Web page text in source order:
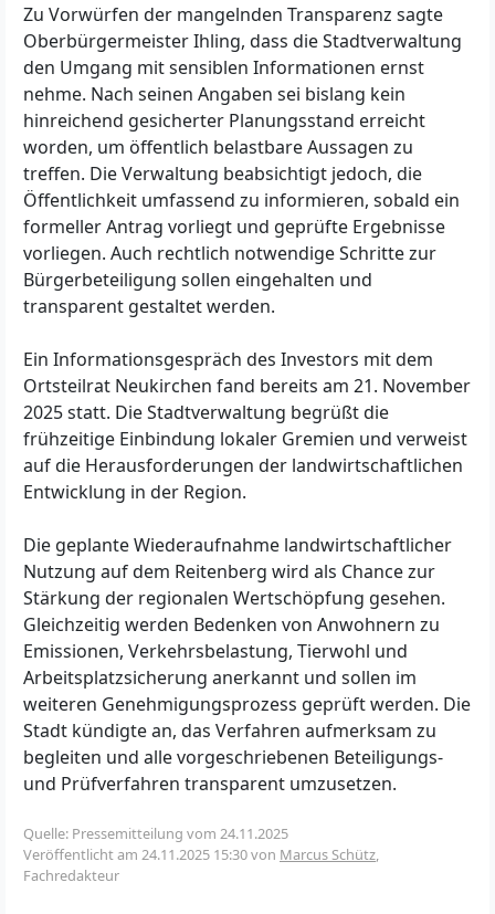
Zu Vorwürfen der mangelnden Transparenz sagte
Oberbürgermeister Ihling, dass die Stadtverwaltung
den Umgang mit sensiblen Informationen ernst
nehme. Nach seinen Angaben sei bislang kein
hinreichend gesicherter Planungsstand erreicht
worden, um öffentlich belastbare Aussagen zu
treffen. Die Verwaltung beabsichtigt jedoch, die
Öffentlichkeit umfassend zu informieren, sobald ein
formeller Antrag vorliegt und geprüfte Ergebnisse
vorliegen. Auch rechtlich notwendige Schritte zur
Bürgerbeteiligung sollen eingehalten und
transparent gestaltet werden.
Ein Informationsgespräch des Investors mit dem
Ortsteilrat Neukirchen fand bereits am 21. November
2025 statt. Die Stadtverwaltung begrüßt die
frühzeitige Einbindung lokaler Gremien und verweist
auf die Herausforderungen der landwirtschaftlichen
Entwicklung in der Region.
Die geplante Wiederaufnahme landwirtschaftlicher
Nutzung auf dem Reitenberg wird als Chance zur
Stärkung der regionalen Wertschöpfung gesehen.
Gleichzeitig werden Bedenken von Anwohnern zu
Emissionen, Verkehrsbelastung, Tierwohl und
Arbeitsplatzsicherung anerkannt und sollen im
weiteren Genehmigungsprozess geprüft werden. Die
Stadt kündigte an, das Verfahren aufmerksam zu
begleiten und alle vorgeschriebenen Beteiligungs-
und Prüfverfahren transparent umzusetzen.
Quelle: Pressemitteilung vom 24.11.2025
Veröffentlicht am 24.11.2025 15:30von Marcus Schütz,
Fachredakteur